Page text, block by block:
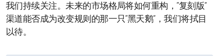
我们持续关注。未来的市场格局将如何重构，“复刻版”
渠道能否成为改变规则的那一只“黑天鹅”，我们将拭目
以待。